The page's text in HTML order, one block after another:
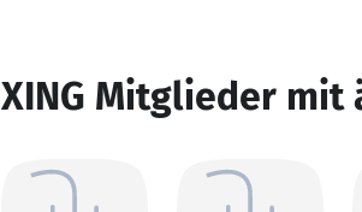
XING Mitglieder mit